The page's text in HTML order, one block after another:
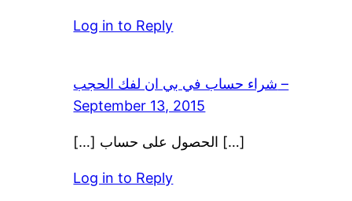
Log in to Reply
شراء حساب في بي ان لفك الحجب –
September 13, 2015
[…] الحصول على حساب […]
Log in to Reply